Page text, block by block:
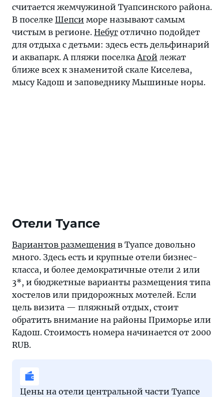
считается жемчужиной Туапсинского района.
В поселке Шепси море называют самым
чистым в регионе. Небуг отлично подойдет
для отдыха с детьми: здесь есть дельфинарий
и аквапарк. А пляжи поселка Агой лежат
ближе всех к знаменитой скале Киселева,
мысу Кадош и заповеднику Мышиные норы.
Отели Туапсе
Вариантов размещения в Туапсе довольно
много. Здесь есть и крупные отели бизнес-
класса, и более демократичные отели 2 или
3*, и бюджетные варианты размещения типа
хостелов или придорожных мотелей. Если
цель визита — пляжный отдых, стоит
обратить внимание на районы Приморье или
Кадош. Стоимость номера начинается от 2000
RUB.
Цены на отели центральной части Туапсе